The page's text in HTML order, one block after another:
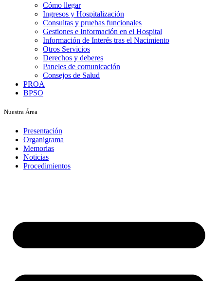
Cómo llegar
Ingresos y Hospitalización
Consultas y pruebas funcionales
Gestiones e Información en el Hospital
Información de Interés tras el Nacimiento
Otros Servicios
Derechos y deberes
Paneles de comunicación
Consejos de Salud
PROA
BPSO
Nuestra Área
Presentación
Organigrama
Memorias
Noticias
Procedimientos